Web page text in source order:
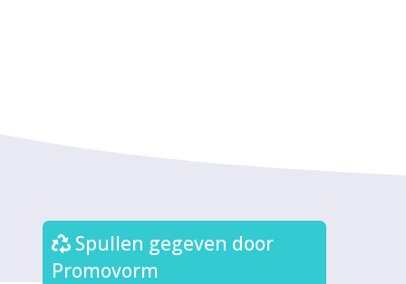
Spullen gegeven door
Promovorm